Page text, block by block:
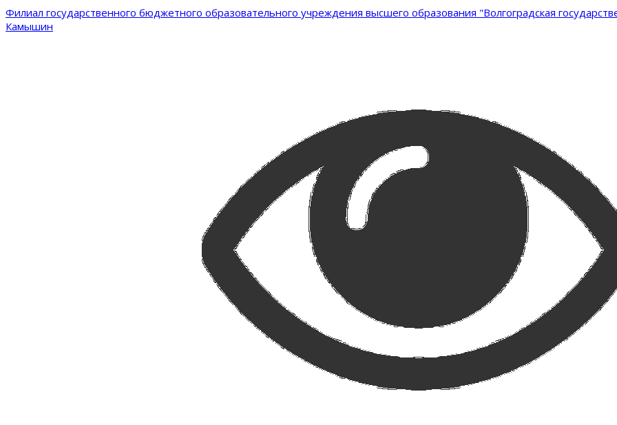
Филиал государственного бюджетного образовательного учреждения высшего образования "Волгоградская
Камышин